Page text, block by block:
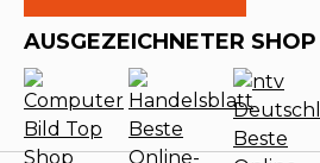
AUSGEZEICHNETER SHOP